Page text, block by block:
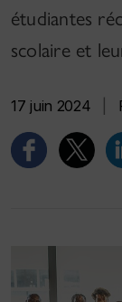
étudiantes
scolaire et
17 juin 2024